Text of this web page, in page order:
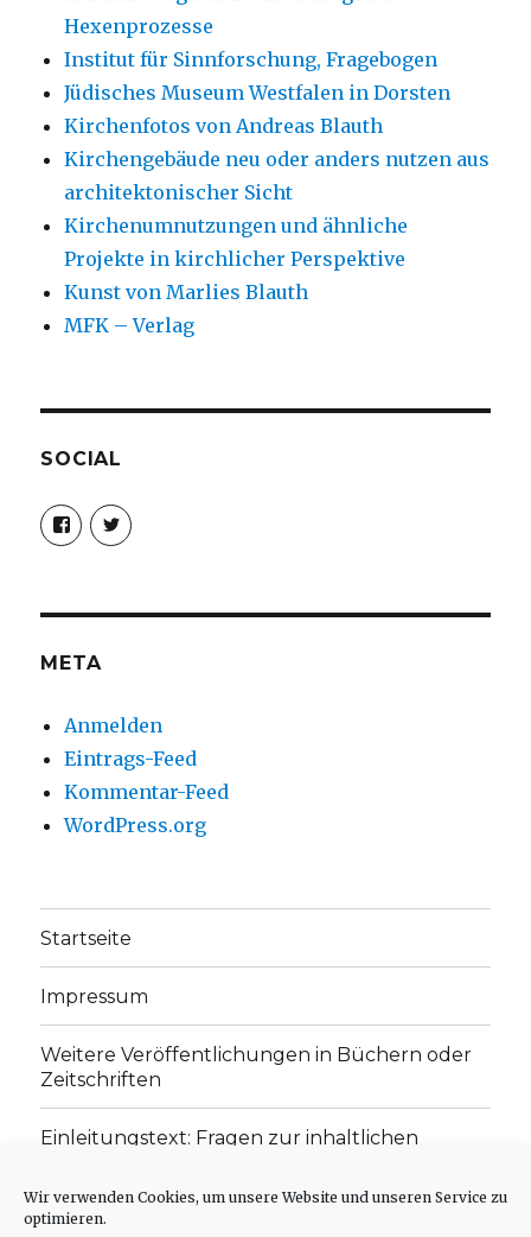
Wir verwenden Cookies, um unsere Website und unseren Service zu
optimieren.
Hexenprozesse
Institut für Sinnforschung, Fragebogen
Jüdisches Museum Westfalen in Dorsten
Kirchenfotos von Andreas Blauth
Kirchengebäude neu oder anders nutzen aus
architektonischer Sicht
Kirchenumnutzungen und ähnliche
Projekte in kirchlicher Perspektive
Kunst von Marlies Blauth
MFK – Verlag
SOCIAL
Profil
von
christoph.fleischer1
anzeigen
Profil
von
anzeigen
META
Anmelden
Eintrags-Feed
Kommentar-Feed
WordPress.org
Startseite
Impressum
Weitere Veröffentlichungen in Büchern oder
Zeitschriften
Einleitungstext: Fragen zur inhaltlichen
„schwachen Glaubens“